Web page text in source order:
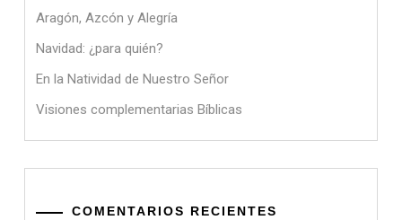
Aragón, Azcón y Alegría
Navidad: ¿para quién?
En la Natividad de Nuestro Señor
Visiones complementarias Bíblicas
COMENTARIOS RECIENTES